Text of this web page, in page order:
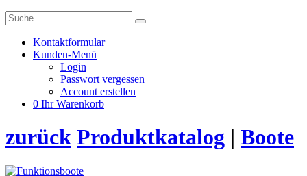
Kontaktformular
Kunden-Menü
Login
Passwort vergessen
Account erstellen
0 Ihr Warenkorb
zurück Produktkatalog | Boote